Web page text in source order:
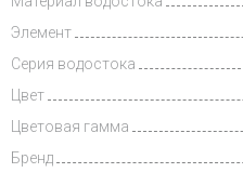
Элемент
Серия водостока
Цвет
Цветовая гамма
Бренд